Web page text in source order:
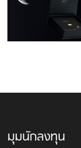
มุมนักลงทุน